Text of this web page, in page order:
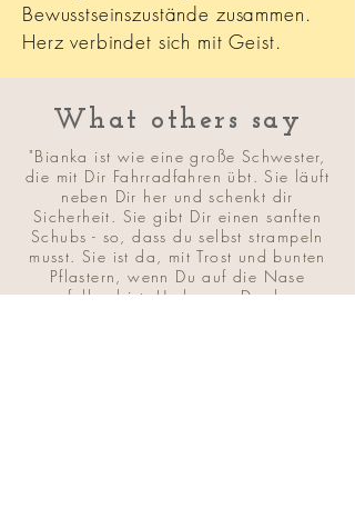
Bewusstseinszustände zusammen.
Herz verbindet sich mit Geist.
What others say
"Bianka ist wie eine große Schwester,
die mit Dir Fahrradfahren übt. Sie läuft
neben Dir her und schenkt dir
Sicherheit. Sie gibt Dir einen sanften
Schubs - so, dass du selbst strampeln
musst. Sie ist da, mit Trost und bunten
Pflastern, wenn Du auf die Nase
gefallen bist. Und wenn Du dann